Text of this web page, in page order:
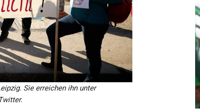
Sie erreichen ihn unter
GESUNDHEIT
Neue Gesetze Seit 01.05.23: 49-
Euro-Ticket Und Co.! Diese…
Admin